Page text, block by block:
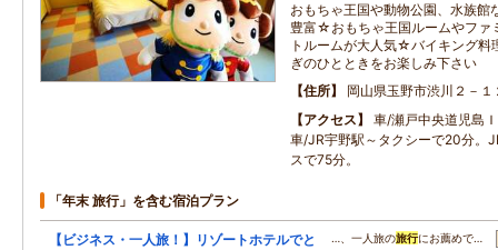
おもちゃ王国や動物公園、水族館
豊富☆おもちゃ王国ルームやファ
トルームが大人気☆バイキング料
ぎのひとときをお楽しみ下さい
住所
岡山県玉野市渋川２－１
アクセス
車/瀬戸中央道児島
車/JR宇野駅～タクシーで20分。
スで75分。
「年末 旅行」を含む宿泊プラン
【ビジネス・一人旅！】リゾートホテルでと
…、一人旅の旅行にお薦めで…